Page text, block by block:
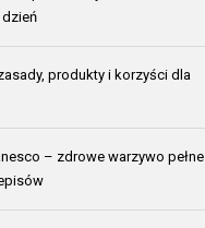
dzień
produkty i korzyści dla
– zdrowe warzywo pełne